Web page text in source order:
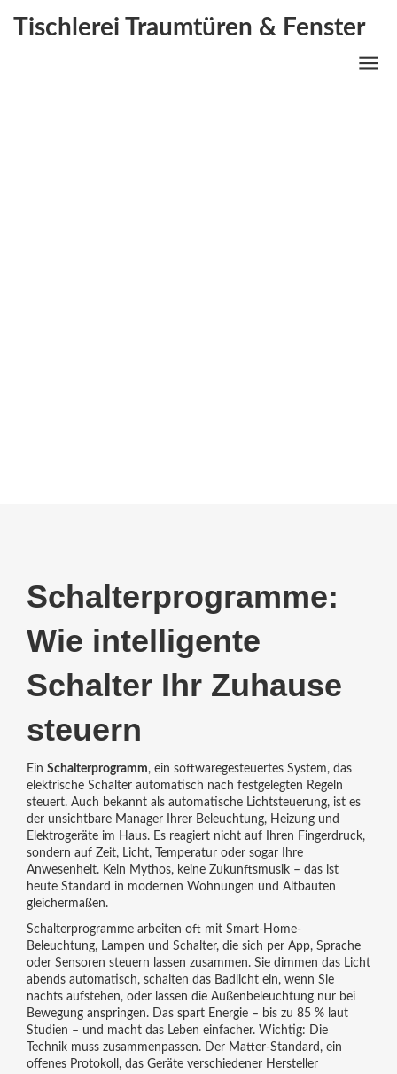
Tischlerei Traumtüren & Fenster
Schalterprogramme:
Wie intelligente
Schalter Ihr Zuhause
steuern
Ein Schalterprogramm, ein softwaregesteuertes System, das
elektrische Schalter automatisch nach festgelegten Regeln
steuert. Auch bekannt als automatische Lichtsteuerung, ist es
der unsichtbare Manager Ihrer Beleuchtung, Heizung und
Elektrogeräte im Haus.Es reagiert nicht auf Ihren Fingerdruck,
sondern auf Zeit, Licht, Temperatur oder sogar Ihre
Anwesenheit. Kein Mythos, keine Zukunftsmusik – das ist
heute Standard in modernen Wohnungen und Altbauten
gleichermaßen.
Schalterprogramme arbeiten oft mit Smart-Home-
Beleuchtung, Lampen und Schalter, die sich per App, Sprache
oder Sensoren steuern lassen zusammen. Sie dimmen das Licht
abends automatisch, schalten das Badlicht ein, wenn Sie
nachts aufstehen, oder lassen die Außenbeleuchtung nur bei
Bewegung anspringen. Das spart Energie – bis zu 85 % laut
Studien – und macht das Leben einfacher. Wichtig: Die
Technik muss zusammenpassen. Der Matter-Standard , ein
offenes Protokoll, das Geräte verschiedener Hersteller